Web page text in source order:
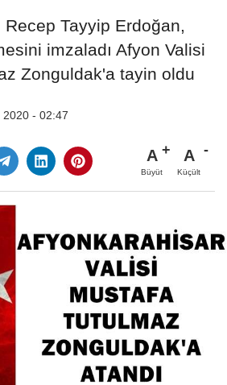
Recep Tayyip Erdoğan,
imzaladı Afyon Valisi
Zonguldak'a tayin oldu
2020 - 02:47
A
Büyüt
A
Küçült